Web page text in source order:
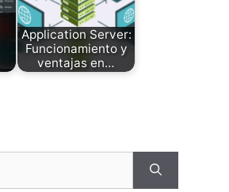
Application Server:
Funcionamiento y
ventajas en…